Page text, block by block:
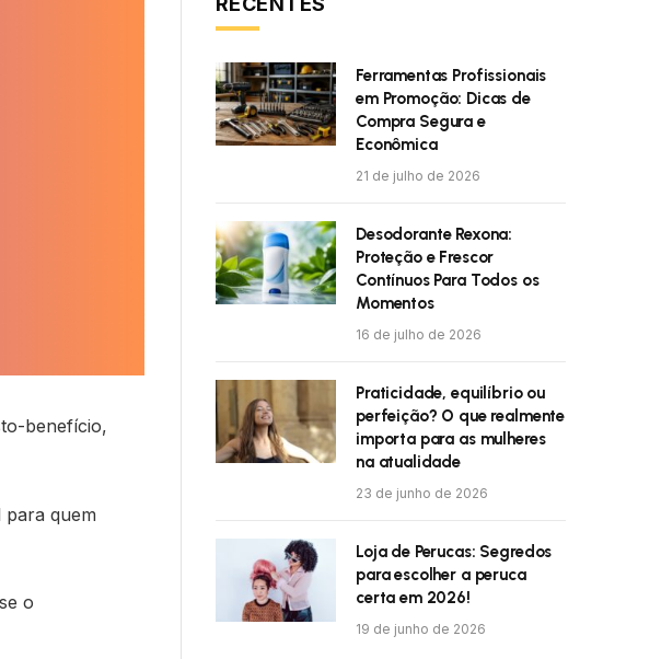
benefício,
para quem
o
Ferramentas Profissionais
em Promoção: Dicas de
Compra Segura e
Econômica
21 de julho de 2026
Desodorante Rexona:
Proteção e Frescor
Contínuos Para Todos os
Momentos
16 de julho de 2026
Praticidade, equilíbrio ou
perfeição? O que realmente
importa para as mulheres
na atualidade
23 de junho de 2026
Loja de Perucas: Segredos
para escolher a peruca
certa em 2026!
19 de junho de 2026